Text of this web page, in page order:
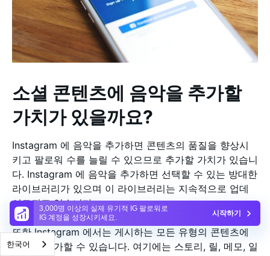
3,000명 이상의 실제 유기적 IG 팔로워로
IG 계정을 성장시키세요.
시작하기
소셜 콘텐츠에 음악을 추가할
가치가 있을까요?
Instagram 에 음악을 추가하면 콘텐츠의 품질을 향상시
키고 팔로워 수를 늘릴 수 있으므로 추가할 가치가 있습니
다. Instagram 에 음악을 추가하면 선택할 수 있는 방대한
라이브러리가 있으며 이 라이브러리는 지속적으로 업데
이트되고 있습니다.
또한 Instagram 에서는 게시하는 모든 유형의 콘텐츠에
음악을 추가할 수 있습니다. 여기에는 스토리, 릴, 메모, 일
한국어